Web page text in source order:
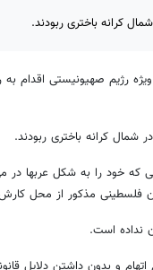
کرانه باختری ربودند.
رژیم صهیونیستی اقدام
شمال کرانه باختری ربودند.
که خود را به شکل عربها
فلسطینی مذکور از محل
نداده است.
و بدون داشتن دلایل